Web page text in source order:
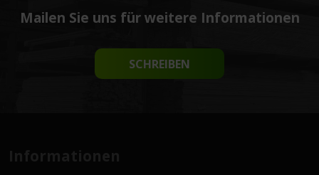
Mailen Sie uns für weitere Informationen
SCHREIBEN